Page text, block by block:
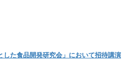
した食品開発研究会」において招待講演